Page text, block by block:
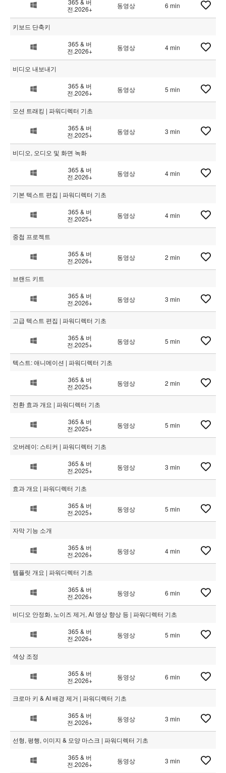
365 & 버
전.2026+
동영상 6 min
키보드 단축키
365 & 버
전.2026+
동영상 4 min
비디오 내보내기
365 & 버
전.2026+
동영상 5 min
모션 트래킹 | 파워디렉터 기초
365 & 버
전.2025+
동영상 3 min
비디오, 오디오 및 화면 녹화
365 & 버
전.2026+
동영상 4 min
기본 텍스트 편집 | 파워디렉터 기초
365 & 버
전.2025+
동영상 4 min
중첩 프로젝트
365 & 버
전.2026+
동영상 2 min
브랜드 키트
365 & 버
전.2026+
동영상 3 min
고급 텍스트 편집 | 파워디렉터 기초
365 & 버
전.2025+
동영상 5 min
텍스트: 애니메이션 | 파워디렉터 기초
365 & 버
전.2025+
동영상 2 min
전환 효과 개요 | 파워디렉터 기초
365 & 버
전.2025+
동영상 5 min
오버레이: 스티커 | 파워디렉터 기초
365 & 버
전.2025+
동영상 3 min
효과 개요 | 파워디렉터 기초
365 & 버
전.2025+
동영상 5 min
자막 기능 소개
365 & 버
전.2026+
동영상 4 min
템플릿 개요 | 파워디렉터 기초
365 & 버
전.2026+
동영상 6 min
비디오 안정화, 노이즈 제거, AI 영상 향상 등 | 파워디렉터 기초
365 & 버
전.2026+
동영상 5 min
색상 조정
365 & 버
전.2026+
동영상 6 min
크로마 키 & AI 배경 제거 | 파워디렉터 기초
365 & 버
전.2026+
동영상 3 min
선형, 평행, 이미지 & 모양 마스크 | 파워디렉터 기초
365 & 버
전.2026+
동영상 3 min